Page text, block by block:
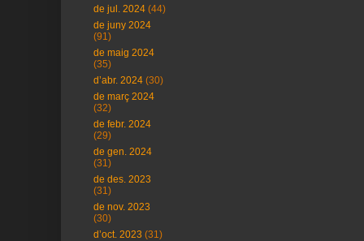
de jul. 2024 (44)
de juny 2024
(91)
de maig 2024
(35)
d’abr. 2024 (30)
de març 2024
(32)
de febr. 2024
(29)
de gen. 2024
(31)
de des. 2023
(31)
de nov. 2023
(30)
d’oct. 2023 (31)